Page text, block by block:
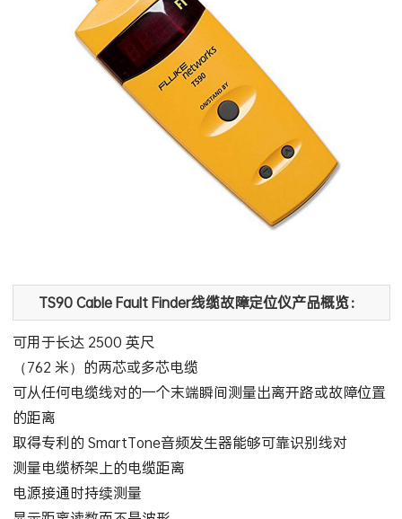
TS90 Cable Fault Finder线缆故障定位仪产品概览：
可用于长达 2500 英尺
（762 米）的两芯或多芯电缆
可从任何电缆线对的一个末端瞬间测量出离开路或故障位置
的距离
取得专利的 SmartTone音频发生器能够可靠识别线对
测量电缆桥架上的电缆距离
电源接通时持续测量